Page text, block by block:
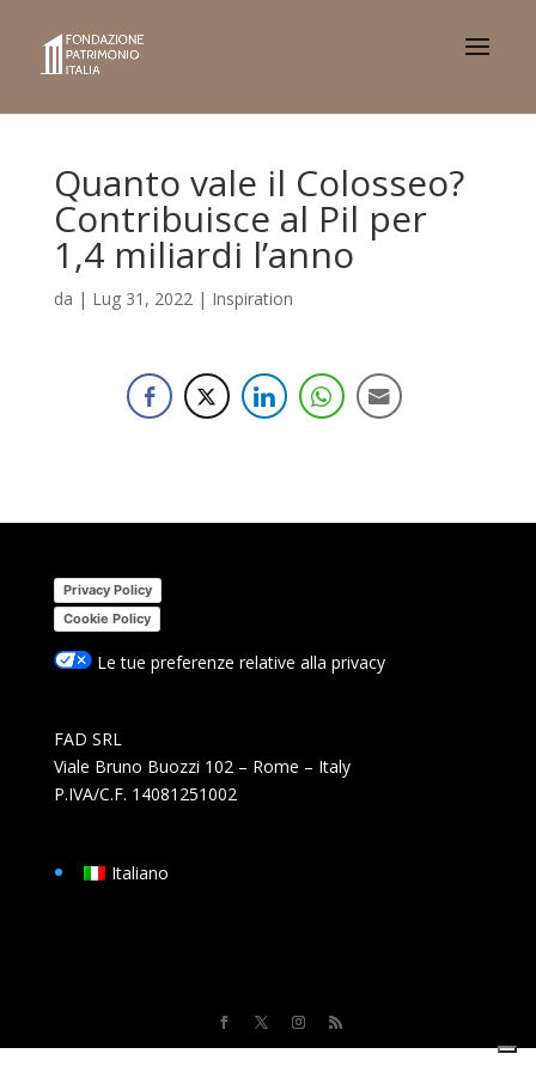
Quanto vale il Colosseo?
Contribuisce al Pil per
1,4 miliardi l’anno
da | Lug 31, 2022| Inspiration
Privacy Policy
Cookie Policy
Le tue preferenze relative alla privacy
FAD SRL
Viale Bruno Buozzi 102 – Rome – Italy
P.IVA/C.F. 14081251002
Italiano